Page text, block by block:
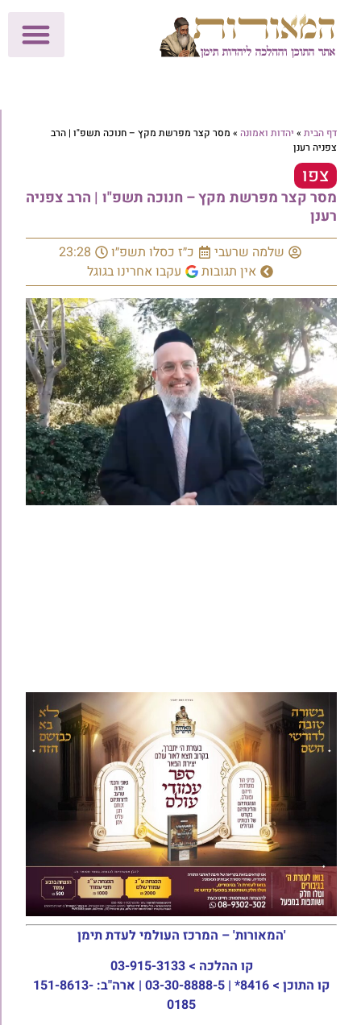
דף הבית » יהדות ואמונה » מסר קצר מפרשת מקץ – חנוכה תשפ"ו | הרב
צפניה רענן
צפו
מסר קצר מפרשת מקץ – חנוכה תשפ"ו | הרב צפניה
רענן
שלמה שרעבי כ״ז כסלו תשפ״ו
23:28
אין תגובות
עקבו אחרינו בגוגל
'המאורות' – המרכז העולמי לעדת תימן
קו ההלכה > 03-915-3133
קו התוכן >
8416* | 03-30-8888-5 | ארה"ב: 151-8613-
0185